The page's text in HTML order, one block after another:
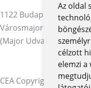
Az oldal
célzott
elemzi
1122 Budapest,
Városmajor utca 12-14.
(Major Udvar Irodaház)
CEA Copyright © 2026 |